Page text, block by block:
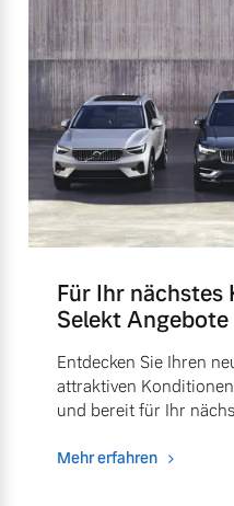
Für Ihr nächstes
Selekt Angebote
Entdecken Sie Ihren
attraktiven
und bereit für Ihr
Mehr erfahren